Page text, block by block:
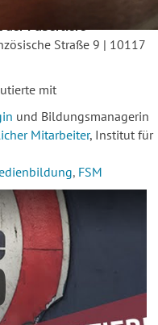
der Pubertiere
Straße 9 | 10117
mit
und Bildungsmanagerin
Mitarbeiter, Institut für
, FSM